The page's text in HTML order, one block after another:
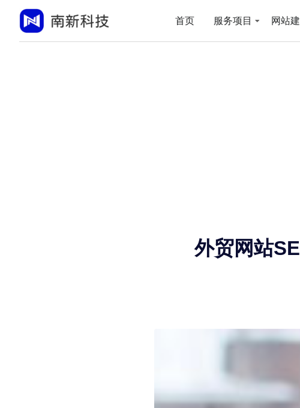
首页 服务项目 网站
外贸网站